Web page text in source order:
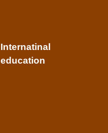
Internatinal
education